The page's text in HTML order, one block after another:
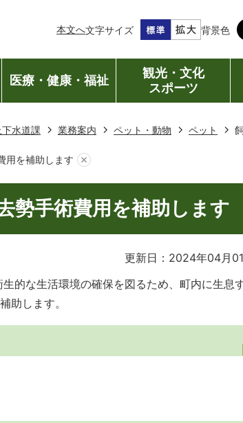
本文へ文字サイズ 背景色
医療・健康・福祉
観光・文化
スポーツ
水道課 業務案内 ペット・動物 ペット
用を補助します
勢手術費用を補助します
更新日：2024年04月
的な生活環境の確保を図るため、町内に生息
助します。